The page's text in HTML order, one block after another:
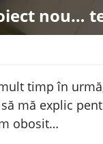
nou…
timp în
mă explic
obosit…